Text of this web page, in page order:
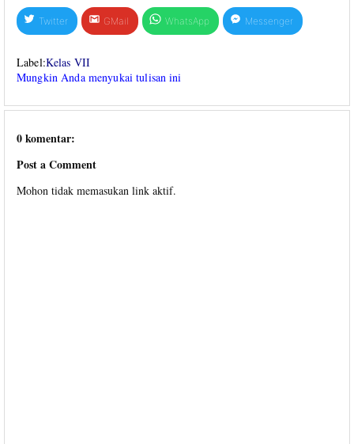
Twitter GMail WhatsApp Messenger
Label:Kelas VII
Mungkin Anda menyukai tulisan ini
0 komentar:
Post a Comment
Mohon tidak memasukan link aktif.